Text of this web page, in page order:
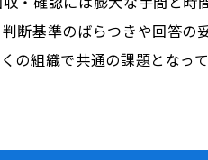
断基準のばらつきや回答の
組織で共通の課題となっ